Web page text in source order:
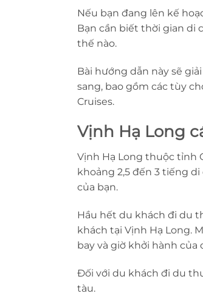
Nếu bạn đang lên kế
Bạn cần biết thời gian di
thế nào.
Bài hướng dẫn này sẽ
sang, bao gồm các tùy
Cruises.
Vịnh Hạ Long
Vịnh Hạ Long thuộc tỉnh
khoảng 2,5 đến 3 tiếng
của bạn.
Hầu hết du khách đi du
khách tại Vịnh Hạ Long.
bay và giờ khởi hành của
Đối với du khách đi du
tàu.